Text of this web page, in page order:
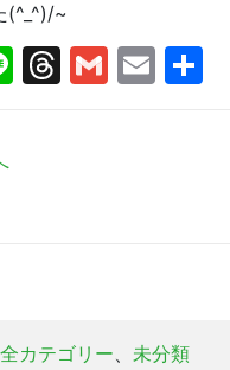
(^_^)/~
LineThreads
Gmail
Email
全カテゴリー、 未分類